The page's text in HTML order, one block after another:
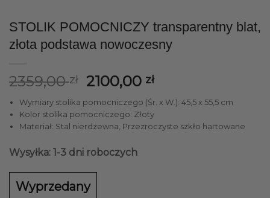
STOLIK POMOCNICZY transparentny blat,
złota podstawa nowoczesny
2359,00zł Pierwotna
cena
wynosiła:
2359,00 zł.
2100,00 złAktualna
cena
wynosi:
2100,00 zł.
Wymiary stolika pomocniczego (Śr. x W.): 45,5 x 55,5 cm
Kolor stolika pomocniczego: Złoty
Materiał: Stal nierdzewna, Przezroczyste szkło hartowane
Wysyłka: 1-3 dni roboczych
Wyprzedany